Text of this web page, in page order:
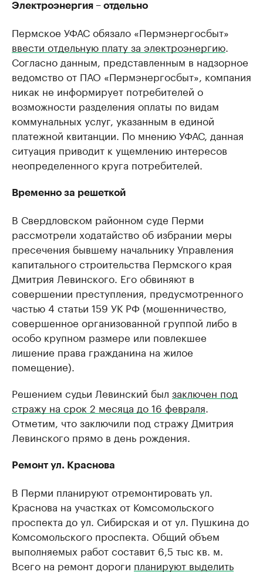
Электроэнергия – отдельно
Пермское УФАС обязало «Пермэнергосбыт»
ввести отдельную плату за электроэнергию
Согласно данным, представленным в надзорное
ведомство от ПАО «Пермэнергосбыт», компания
никак не информирует потребителей о
возможности разделения оплаты по видам
коммунальных услуг, указанным в единой
платежной квитанции. По мнению УФАС, данная
ситуация приводит к ущемлению интересов
неопределенного круга потребителей.
Временно за решеткой
В Свердловском районном суде Перми
рассмотрели ходатайство об избрании меры
пресечения бывшему начальнику Управления
капитального строительства Пермского края
Дмитрия Левинского. Его обвиняют в
совершении преступления, предусмотренного
частью 4 статьи 159 УК РФ (мошенничество,
совершенное организованной группой либо в
особо крупном размере или повлекшее
лишение права гражданина на жилое
помещение).
Решением судьи Левинский был заключен под
стражу на срок 2 месяца до 16 февраля
Отметим, что заключили под стражу Дмитрия
Левинского прямо в день рождения.
Ремонт ул. Краснова
В Перми планируют отремонтировать ул.
Краснова на участках от Комсомольского
проспекта до ул. Сибирская и от ул. Пушкина до
Комсомольского проспекта. Общий объем
выполняемых работ составит 6,5 тыс кв. м.
Всего на ремонт дороги планируют выделить